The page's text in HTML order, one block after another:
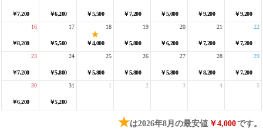
￥7,200 ￥6,200 ￥5,500 ￥7,200 ￥5,000 ￥9,200 ￥9,200
￥8,200
16
￥5,500
17
￥4,000
18
￥5,800
19
￥6,200
20
￥7,200
21
￥7,200
22
￥7,200
23
￥5,800
24
￥5,800
25
￥5,800
26
￥5,800
27
￥8,200
28
￥7,200
29
￥6,200
30
￥5,200
31 1 2 3 4 5
★は2026年8月の最安値 ￥4,000です。